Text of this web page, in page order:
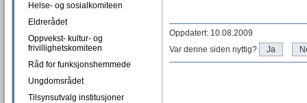
Helse- og sosialkomiteen
Eldrerådet
Oppvekst- kultur- og
frivillighetskomiteen
Råd for funksjonshemmede
Ungdomsrådet
Tilsynsutvalg institusjoner
Oppdatert: 10.08.2009
Var denne siden nyttig?
Ja